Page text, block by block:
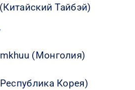
Тайбэй)
(Монголия)
Корея)